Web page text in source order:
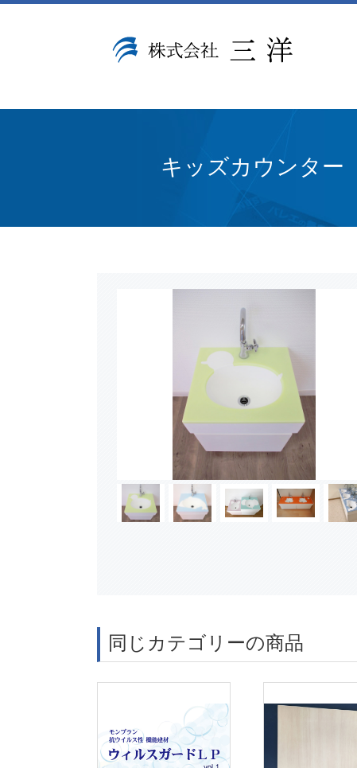
キッズカウンター
同じカテゴリーの商品